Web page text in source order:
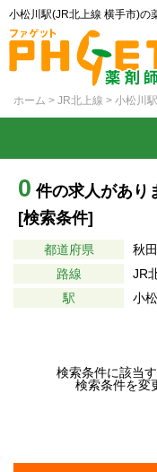
小松川駅(JR北上線 横手市)の
ホーム JR北上線 小松川駅
0 件の求人があり
[検索条件]
都道府県
秋
路線
JR
駅
小
検索条件に該当
検索条件を変